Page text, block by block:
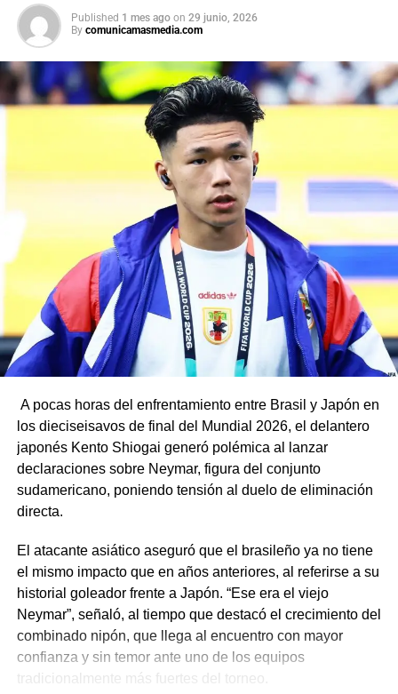
Published 1 mes ago on 29 junio, 2026
By comunicamasmedia.com
A pocas horas del enfrentamiento entre Brasil y Japón en
los dieciseisavos de final del Mundial 2026, el delantero
japonés Kento Shiogai generó polémica al lanzar
declaraciones sobre Neymar, figura del conjunto
sudamericano, poniendo tensión al duelo de eliminación
directa.
El atacante asiático aseguró que el brasileño ya no tiene
el mismo impacto que en años anteriores, al referirse a su
historial goleador frente a Japón. “Ese era el viejo
Neymar”, señaló, al tiempo que destacó el crecimiento del
combinado nipón, que llega al encuentro con mayor
confianza y sin temor ante uno de los equipos
tradicionalmente más fuertes del torneo.